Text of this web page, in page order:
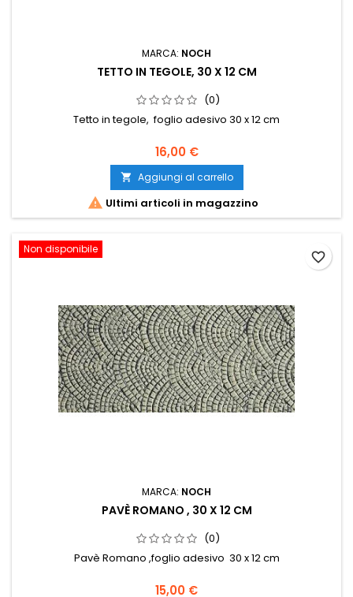
MARCA: NOCH
TETTO IN TEGOLE, 30 X 12 CM
(0)
Tetto in tegole, foglio adesivo 30 x 12 cm
16,00 €
 Aggiungi al carrello
 Ultimi articoli in magazzino
Non disponibile
MARCA: NOCH
PAVÈ ROMANO , 30 X 12 CM
(0)
Pavè Romano ,foglio adesivo 30 x 12 cm
15,00 €
favorite_border